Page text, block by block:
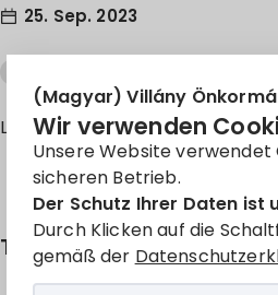
(Magyar) Villány
Wir verwenden
Unsere Website
sicheren Betrieb.
Der Schutz Ihrer Daten ist
Durch Klicken auf die
gemäß der
25. Sep. 2023
Leider ist der Eintrag nur auf
Teilen